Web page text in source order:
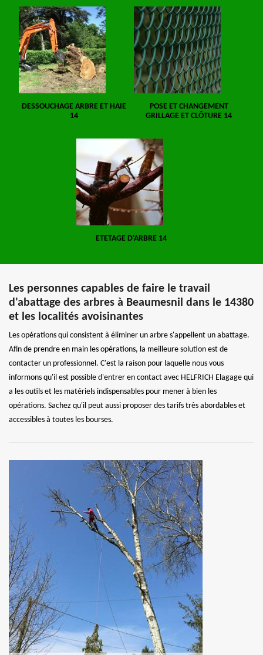
DESSOUCHAGE ARBRE ET HAIE
14
POSE ET CHANGEMENT
GRILLAGE ET CLÔTURE 14
ETETAGE D'ARBRE 14
Les personnes capables de faire le travail
d'abattage des arbres à Beaumesnil dans le 14380
et les localités avoisinantes
Les opérations qui consistent à éliminer un arbre s'appellent un abattage.
Afin de prendre en main les opérations, la meilleure solution est de
contacter un professionnel. C'est la raison pour laquelle nous vous
informons qu'il est possible d'entrer en contact avec HELFRICH Elagage qui
a les outils et les matériels indispensables pour mener à bien les
opérations. Sachez qu'il peut aussi proposer des tarifs très abordables et
accessibles à toutes les bourses.